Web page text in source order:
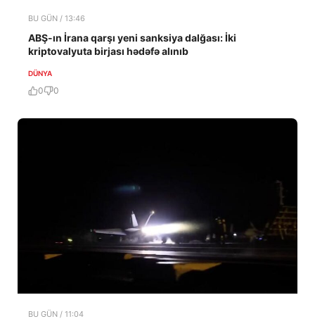
BU GÜN / 13:46
ABŞ-ın İrana qarşı yeni sanksiya dalğası: İki
kriptovalyuta birjası hədəfə alınıb
DÜNYA
0 0
BU GÜN / 11:04